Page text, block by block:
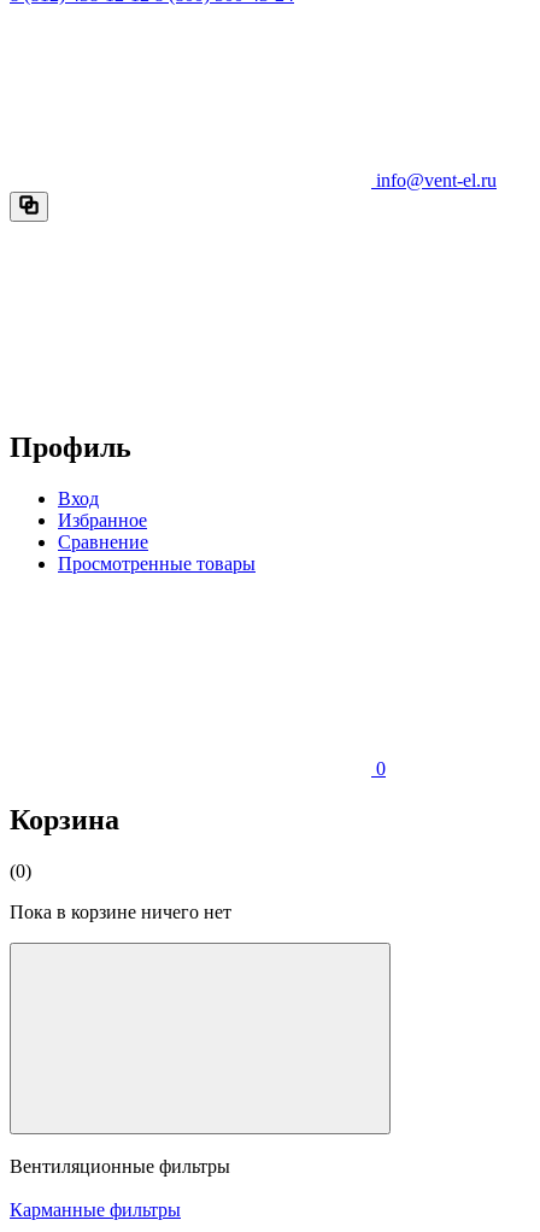
info@vent-el.ru
Профиль
Вход
Избранное
Сравнение
Просмотренные товары
0
Корзина
(0)
Пока в корзине ничего нет
Вентиляционные фильтры
Карманные фильтры